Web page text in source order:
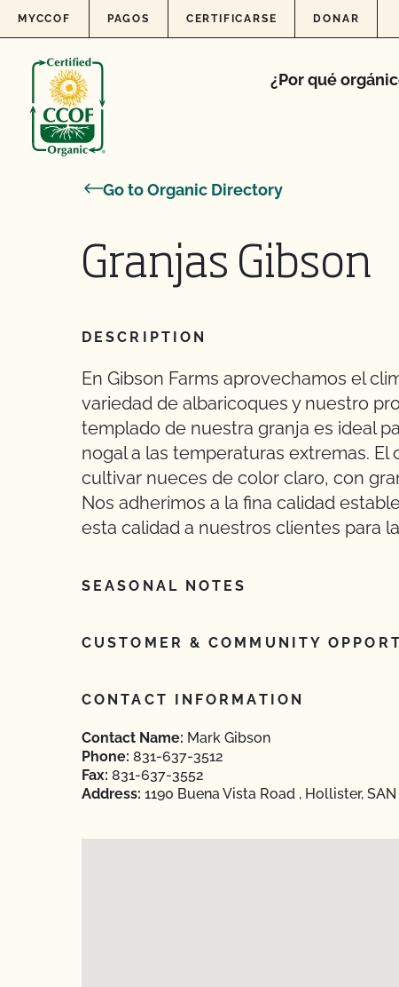
Skip to content
MYCCOF PAGOS CERTIFICARSE DONAR
¿Por qué
Go to Organic Directory
Granjas Gibson
DESCRIPTION
En Gibson Farms aprovechamos el
variedad de albaricoques y nuestro
templado de nuestra granja es ideal
nogal a las temperaturas extremas.
cultivar nueces de color claro, con
Nos adherimos a la fina calidad
esta calidad a nuestros clientes para
SEASONAL NOTES
CUSTOMER & COMMUNITY
CONTACT INFORMATION
Contact Name: Mark Gibson
Phone: 831-637-3512
Fax: 831-637-3552
Address: 1190 Buena Vista Road , Hollister,